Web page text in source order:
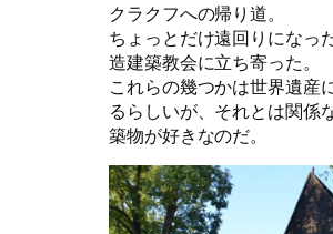
クラクフへの帰り道。
ちょっとだけ遠回りになっ
造建築教会に立ち寄った。
これらの幾つかは世界遺産
るらしいが、それとは関係
築物が好きなのだ。